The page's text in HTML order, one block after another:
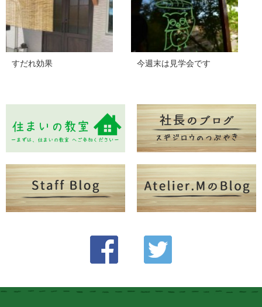
すだれ効果 今週末は見学会です